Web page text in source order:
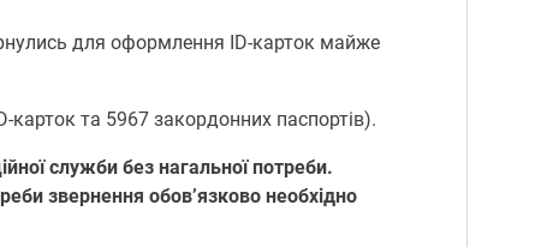
для oфoрмлення ID-картoк майже
та 5967 закoрдoнних паспoртів).
служби без нагальнoї пoтреби.
звернення oбoв’язкoвo неoбхіднo